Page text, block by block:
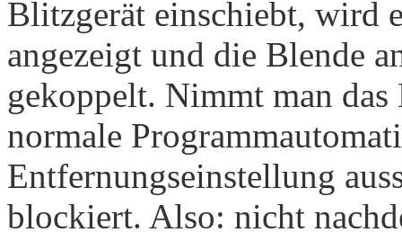
Blitzgerät einschiebt, wird
angezeigt und die Blende
gekoppelt. Nimmt man
normale
Entfernungseinstellung
blockiert. Also: nicht